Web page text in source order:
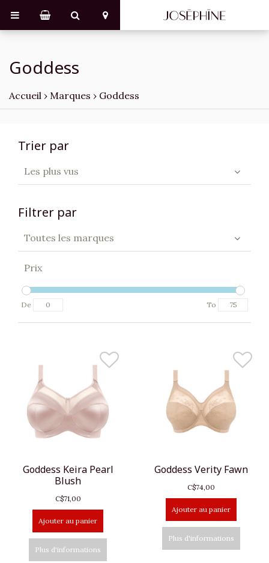
Goddess
Accueil › Marques › Goddess
Trier par
Les plus vus
Filtrer par
Toutes les marques
Prix
De To
Goddess Keira Pearl
Blush
C$71,00
Ajouter au panier
Plus d'informations
Goddess Verity Fawn
C$74,00
Ajouter au panier
Plus d'informations